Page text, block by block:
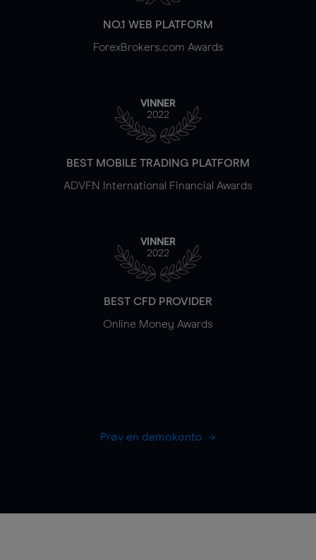
NO.1 WEB PLATFORM
ForexBrokers.com Awards
VINNER
2022
BEST MOBILE TRADING PLATFORM
ADVFN International Financial Awards
VINNER
2022
BEST CFD PROVIDER
Online Money Awards
Prøv en demokonto